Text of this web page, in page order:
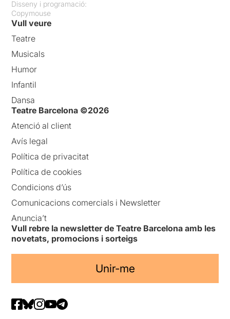
Disseny i programació:
Copymouse
Vull veure
Teatre
Musicals
Humor
Infantil
Dansa
Teatre Barcelona ©2026
Atenció al client
Avís legal
Política de privacitat
Política de cookies
Condicions d’ús
Comunicacions comercials i Newsletter
Anuncia’t
Vull rebre la newsletter de Teatre Barcelona amb les
novetats, promocions i sorteigs
Unir-me